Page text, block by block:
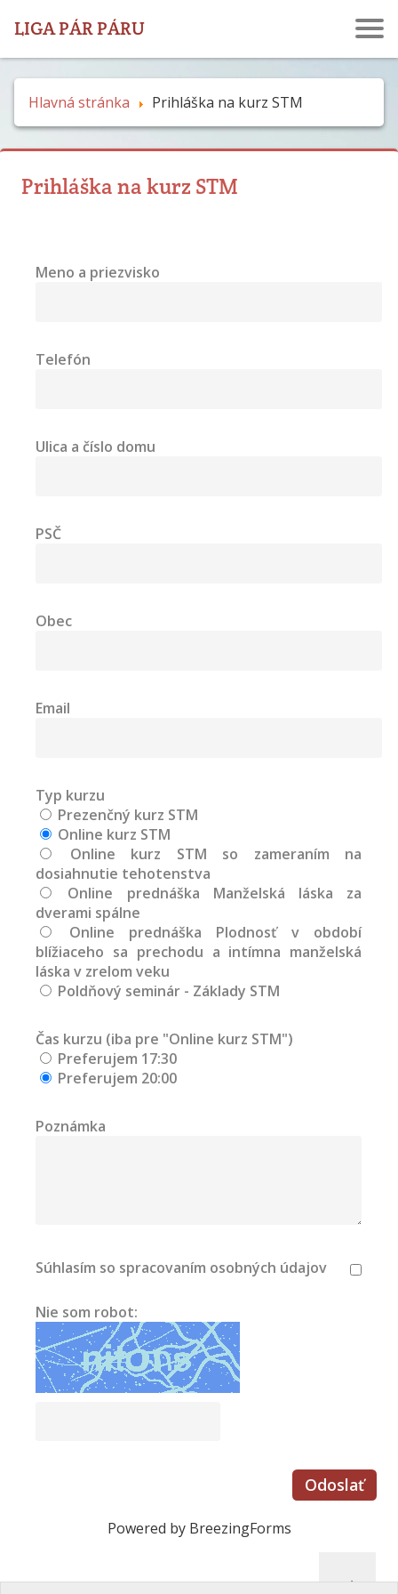
LIGA PÁR PÁRU
Hlavná stránka Prihláška na kurz STM
Prihláška na kurz STM
Meno a priezvisko
Telefón
Ulica a číslo domu
PSČ
Obec
Email
Typ kurzu
Prezenčný kurz STM
Online kurz STM
Online kurz STM so zameraním na
dosiahnutie tehotenstva
Online prednáška Manželská láska za
dverami spálne
Online prednáška Plodnosť v období
blížiaceho sa prechodu a intímna manželská
láska v zrelom veku
Poldňový seminár - Základy STM
Čas kurzu (iba pre "Online kurz STM")
Preferujem 17:30
Preferujem 20:00
Poznámka
Súhlasím so spracovaním osobných údajov
Nie som robot:
Odoslať
Powered by BreezingForms
→